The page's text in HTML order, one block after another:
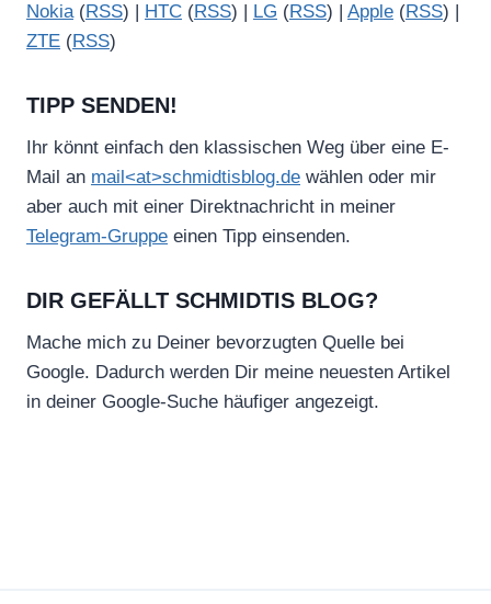
Nokia(RSS) | HTC (RSS) | LG (RSS) | Apple (RSS) |
ZTE (RSS)
TIPP SENDEN!
Ihr könnt einfach den klassischen Weg über eine E-
Mail an mail<at>schmidtisblog.de wählen oder mir
aber auch mit einer Direktnachricht in meiner
Telegram-Gruppe einen Tipp einsenden.
DIR GEFÄLLT SCHMIDTIS BLOG?
Mache mich zu Deiner bevorzugten Quelle bei
Google. Dadurch werden Dir meine neuesten Artikel
in deiner Google-Suche häufiger angezeigt.